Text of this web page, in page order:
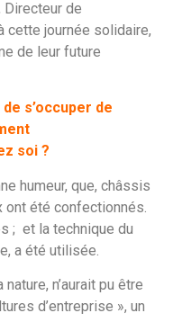
de
cette journée solidaire,
de leur future
s’occuper de
soi ?
humeur, que, châssis
ont été confectionnés.
; et la technique du
a été utilisée.
n’aurait pu être
d’entreprise », un